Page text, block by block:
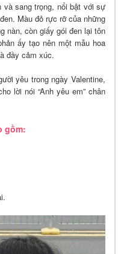
và sang trọng, nổi bật với sự
Màu đỏ rực rỡ của những
nàn, còn giấy gói đen lại tôn
ấy tạo nên một mẫu hoa
đầy cảm xúc.
yêu trong ngày Valentine,
lời nói “Anh yêu em” chân
gồm: